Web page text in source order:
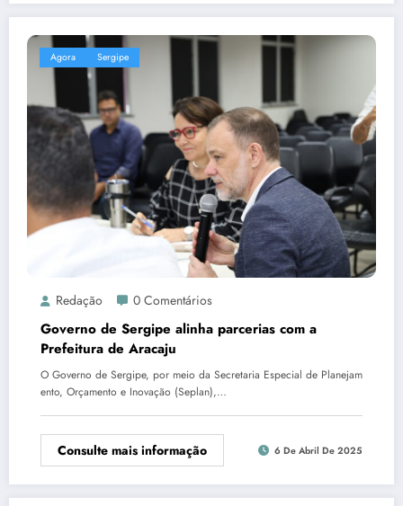
Agora Sergipe
Redação 0 Comentários
Governo de Sergipe alinha parcerias com a
Prefeitura de Aracaju
O Governo de Sergipe, por meio da Secretaria Especial de Planejam
ento, Orçamento e Inovação (Seplan),…
Consulte mais informação 6 De Abril De 2025